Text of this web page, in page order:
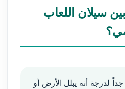
سيلان اللعاب
لدرجة أنه يبلل الأرض أو